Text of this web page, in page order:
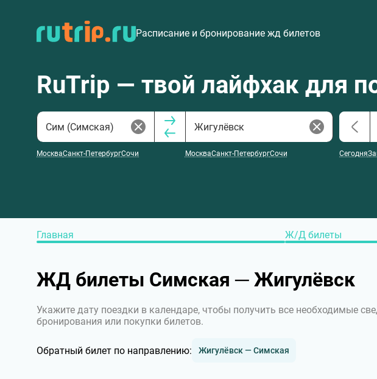
Расписание и бронирование жд билетов
RuTrip — твой лайфхак для
МоскваСанкт-ПетербургСочи МоскваСанкт-ПетербургСочи Сегодня
Главная Ж/Д билеты
ЖД билеты Симская ─ Жигулёвск
Укажите дату поездки в календаре, чтобы получить все необходимые
бронирования или покупки билетов.
Обратный билет по направлению: Жигулёвск — Симская